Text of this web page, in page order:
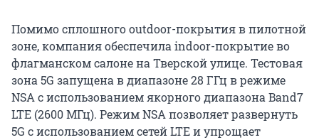
Помимо сплошного outdoor-покрытия в пилотной
зоне, компания обеспечила indoor-покрытие во
флагманском салоне на Тверской улице. Тестовая
зона 5G запущена в диапазоне 28 ГГц в режиме
NSA с использованием якорного диапазона Band7
LTE (2600 МГц). Режим NSA позволяет развернуть
5G с использованием сетей LTE и упрощает